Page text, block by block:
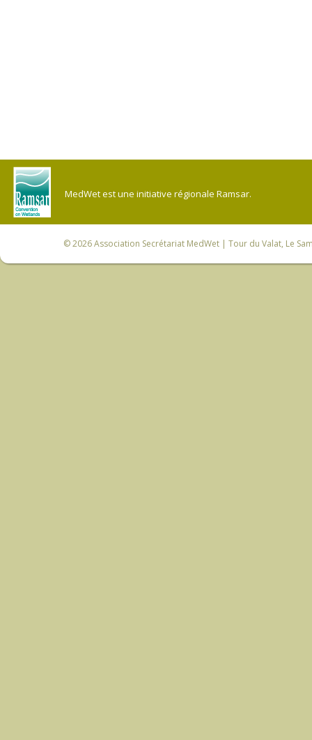
MedWet est une initiative régionale Ramsar.
© 2026Association Secrétariat MedWet | Tour du Valat, Le